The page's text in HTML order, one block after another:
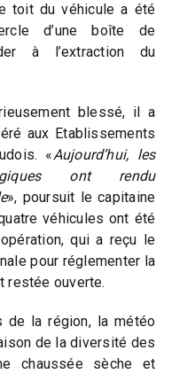
toit du véhicule a été
d’une boîte de
à l’extraction du
blessé, il a
aux Etablissements
«Aujourd’hui, les
ont rendu
», poursuit le capitaine
véhicules ont été
qui a reçu le
pour réglementer la
restée ouverte.
de la région, la météo
de la diversité des
chaussée sèche et